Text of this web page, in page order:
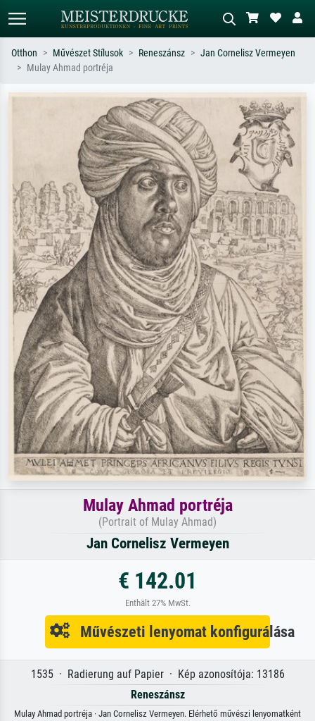
Keressen művész, műcím vagy stílus
szerint – pl. Monet, Csillagos éj,
impresszionizmus, Hokusai-hullám,
akt.
Írja le a jelenetet – pl. zöld rét, sok
piros absztrakt, sötét olajkép, álló akt
egy fa mellett.
Otthon Művészet Stílusok Reneszánsz
Jan Cornelisz Vermeyen
Mulay Ahmad portréja
Mulay Ahmad portréja
(Portrait of Mulay Ahmad)
Jan Cornelisz Vermeyen
€ 142.01
Enthält 27% MwSt.
Művészeti lenyomat konfigurálása
1535 · Radierung auf Papier · Kép azonosítója: 13186
Reneszánsz
Mulay Ahmad portréja · Jan Cornelisz Vermeyen. Elérhető művészi lenyomatként